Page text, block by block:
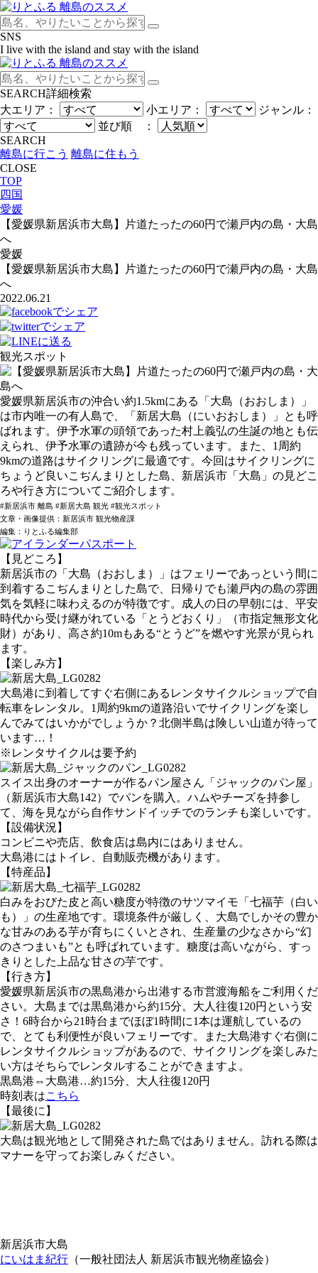
SNS
I live with the island and stay with the island
SEARCH詳細検索
大エリア：
小エリア：
ジャンル：
並び順 ：
SEARCH
離島に行こう 離島に住もう
CLOSE
TOP
四国
愛媛
【愛媛県新居浜市大島】片道たったの60円で瀬戸内の島・大島
へ
愛媛
【愛媛県新居浜市大島】片道たったの60円で瀬戸内の島・大島
へ
2022.06.21
観光スポット
愛媛県新居浜市の沖合い約1.5kmにある「大島（おおしま）」
は市内唯一の有人島で、「新居大島（にいおおしま）」とも呼
ばれます。伊予水軍の頭領であった村上義弘の生誕の地とも伝
えられ、伊予水軍の遺跡が今も残っています。また、1周約
9kmの道路はサイクリングに最適です。今回はサイクリングに
ちょうど良いこぢんまりとした島、新居浜市「大島」の見どこ
ろや行き方についてご紹介します。
#新居浜市 離島 #新居大島 観光 #観光スポット
文章・画像提供：新居浜市 観光物産課
編集：りとふる編集部
【見どころ】
新居浜市の「大島（おおしま）」はフェリーであっという間に
到着するこぢんまりとした島で、日帰りでも瀬戸内の島の雰囲
気を気軽に味わえるのが特徴です。成人の日の早朝には、平安
時代から受け継がれている「とうどおくり」（市指定無形文化
財）があり、高さ約10mもある“とうど”を燃やす光景が見られ
ます。
【楽しみ方】
大島港に到着してすぐ右側にあるレンタサイクルショップで自
転車をレンタル。1周約9kmの道路沿いでサイクリングを楽し
んでみてはいかがでしょうか？北側半島は険しい山道が待って
います…！
※レンタサイクルは要予約
スイス出身のオーナーが作るパン屋さん「ジャックのパン屋」
（新居浜市大島142）でパンを購入。ハムやチーズを持参し
て、海を見ながら自作サンドイッチでのランチも楽しいです。
【設備状況】
コンビニや売店、飲食店は島内にはありません。
大島港にはトイレ、自動販売機があります。
【特産品】
白みをおびた皮と高い糖度が特徴のサツマイモ「七福芋（白い
も）」の生産地です。環境条件が厳しく、大島でしかその豊か
な甘みのある芋が育ちにくいとされ、生産量の少なさから“幻
のさつまいも”とも呼ばれています。糖度は高いながら、すっ
きりとした上品な甘さの芋です。
【行き方】
愛媛県新居浜市の黒島港から出港する市営渡海船をご利用くだ
さい。大島までは黒島港から約15分。大人往復120円という安
さ！6時台から21時台までほぼ1時間に1本は運航しているの
で、とても利便性が良いフェリーです。また大島港すぐ右側に
レンタサイクルショップがあるので、サイクリングを楽しみた
い方はそちらでレンタルすることができますよ。
黒島港⇔大島港…約15分、大人往復120円
時刻表はこちら
【最後に】
大島は観光地として開発された島ではありません。訪れる際は
マナーを守ってお楽しみください。
新居浜市大島
にいはま紀行 （一般社団法人 新居浜市観光物産協会）